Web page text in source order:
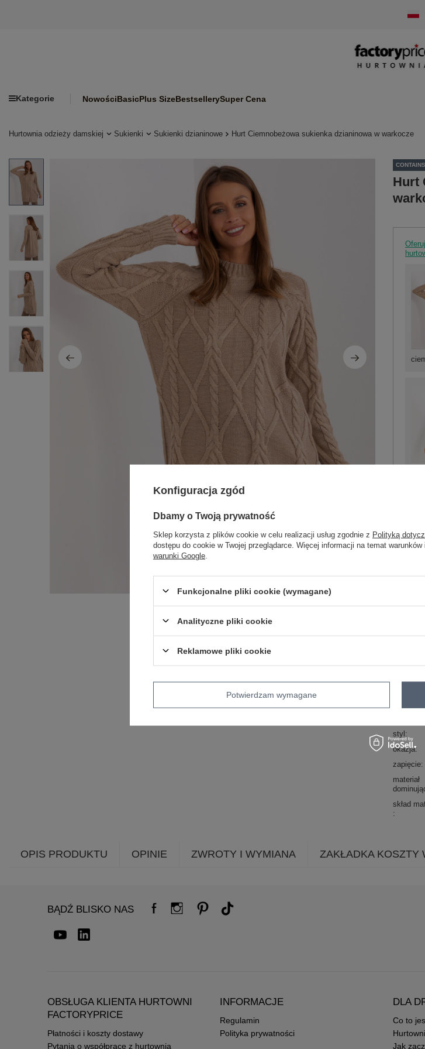
Kategorie NowościBasicPlus SizeBestsellerySuper Cena
Hurtownia odzieży damskiej Sukienki Sukienki dzianinowe Hurt Ciemnobeżowa sukienka dzianinowa w warkocze
Hurt
styl
okazja
zapięcie
materiał
skład
OPIS PRODUKTU OPINIE ZWROTY I WYMIANA ZAKŁADKA KOSZTY
BĄDŹ BLISKO NAS
OBSŁUGA KLIENTA HURTOWNI
FACTORYPRICE
Płatności i koszty dostawy
Pytania o współpracę z hurtownią
INFORMACJE
Regulamin
Polityka prywatności
DLA
Co to
Jak
Konfiguracja zgód
Dbamy o Twoją prywatność
Sklep korzysta z plików cookie w celu realizacji usług zgodnie z Polityką
dostępu do cookie w Twojej przeglądarce. Więcej informacji na temat
warunki Google
Funkcjonalne pliki cookie (wymagane)
Analityczne pliki cookie
Reklamowe pliki cookie
Potwierdzam wymagane